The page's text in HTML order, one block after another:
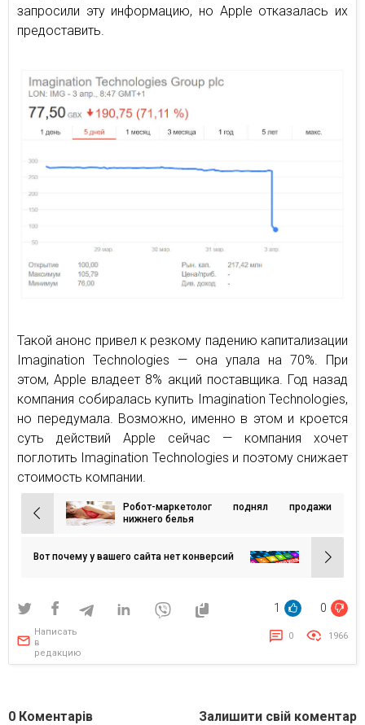
запросили эту информацию, но Apple отказалась их
предоставить.
Такой анонс привел к резкому падению капитализации
Imagination Technologies — она упала на 70%. При
этом, Apple владеет 8% акций поставщика. Год назад
компания собиралась купить Imagination Technologies,
но передумала. Возможно, именно в этом и кроется
суть действий Apple сейчас — компания хочет
поглотить Imagination Technologies и поэтому снижает
стоимость компании.
Навигация
по
записям
Робот-маркетолог поднял продажи
нижнего белья
Вот почему у вашего сайта нет конверсий
1 0
Написать
в
редакцию
0 1966
0 Коментарів Залишити свій коментар